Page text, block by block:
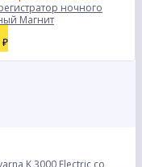
ночного
Магнит
₽
K 3000 Electric со